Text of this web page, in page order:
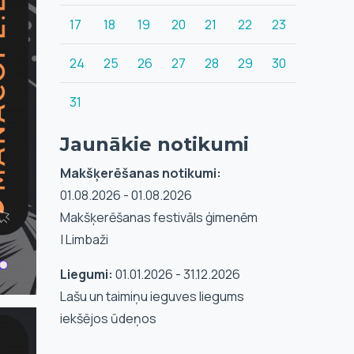
17 18 19 20 21 22 23
24 25 26 27 28 29 30
31
Jaunākie notikumi
Makšķerēšanas notikumi:
01.08.2026 - 01.08.2026
Makšķerēšanas festivāls ģimenēm
| Limbaži
Liegumi: 01.01.2026 - 31.12.2026
Lašu un taimiņu ieguves liegums
iekšējos ūdeņos